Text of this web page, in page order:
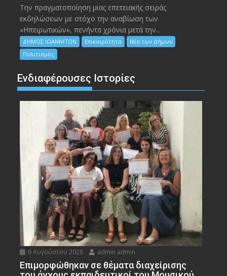
Την πραγματοποίηση μιας επετειακής σειράς
εκδηλώσεων με στόχο την αναβίωση των
«Ηπειρωτικών», πενήντα χρόνια μετά την...
ΔΗΜΟΣ ΙΩΑΝΝΙΤΩΝ Επικαιρότητα
Νέα των Δήμων
Πολιτισμός
Ενδιαφέρουσες Ιστορίες
6 Αυγούστου 2026 admin admin
Eπιμορφώθηκαν σε θέματα διαχείρισης